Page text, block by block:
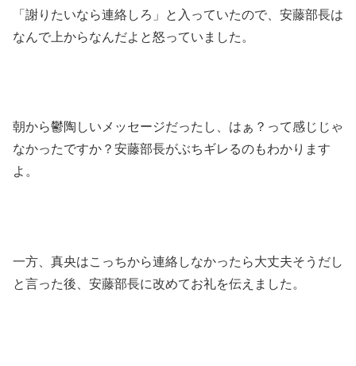
「謝りたいなら連絡しろ」と入っていたので、安藤部長は
なんで上からなんだよと怒っていました。
朝から鬱陶しいメッセージだったし、はぁ？って感じじゃ
なかったですか？安藤部長がぶちギレるのもわかります
よ。
一方、真央はこっちから連絡しなかったら大丈夫そうだし
と言った後、安藤部長に改めてお礼を伝えました。